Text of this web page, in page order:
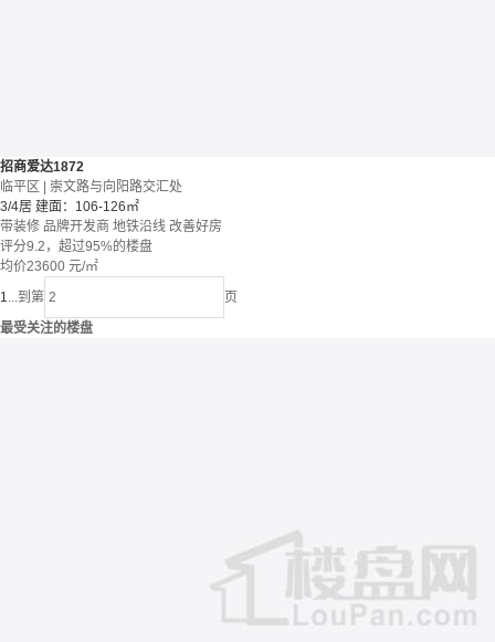
招商爱达1872
临平区 | 崇文路与向阳路交汇处
3/4居 建面：106-126㎡
带装修 品牌开发商 地铁沿线 改善好房
评分9.2，超过95%的楼盘
均价23600 元/㎡
1...到第
页
最受关注的楼盘